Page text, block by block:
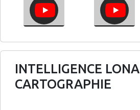
INTELLIGENCE LONA
CARTOGRAPHIE